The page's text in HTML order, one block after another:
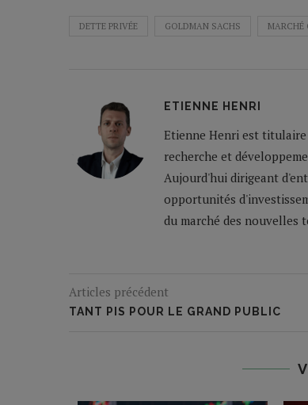
DETTE PRIVÉE GOLDMAN SACHS MARCHÉ
ETIENNE HENRI
Etienne Henri est titulaire
recherche et
Aujourd'hui dirigeant
opportunités
du marché des nouvelles
Articles précédent
TANT PIS POUR LE GRAND PUBLIC